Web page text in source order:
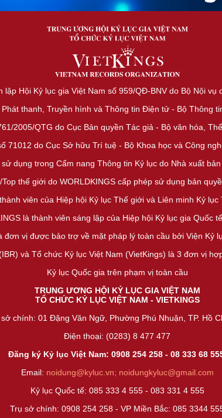
lập Hội Kỷ lục gia Việt Nam số 959/QĐ-BNV do Bộ Nội vụ
thanh, Truyền hình và Thông tin Điện tử - Bộ Thông
2005/QTG do Cục Bản quyền Tác giả - Bộ văn hóa,
71012 do Cục Sở hữu Trí tuệ - Bộ Khoa học và Công
dụng trong Cẩm nang Thông tin Kỷ lục do Nhà xuất
thế giới do WORLDKINGS cấp phép sử dụng bản
viên của Hiệp hội Kỷ lục Thế giới và Liên minh Kỷ lục
là thành viên sáng lập của Hiệp hội Kỷ lục gia Quốc
đơn vị được bảo trợ về mặt pháp lý toàn cầu bởi Viện Kỷ
và Tổ chức Kỷ lục Việt Nam (VietKings) là 3 đơn vị
Kỷ lục Quốc gia trên phạm vị toàn cầu
TRUNG ƯƠNG HỘI KỶ LỤC GIA VIỆT NAM
TỔ CHỨC KỶ LỤC VIỆT NAM - VIETKINGS
chính: 01 Đặng Văn Ngữ, Phường Phú Nhuận, TP. Hồ
Điện thoại: (0283) 8 477 477
Đăng ký Kỷ lục Việt Nam: 0908 254 258 - 08 333 68 55
Email: noidung@kyluc.vn; noidungkyluc@gmail.com
Kỷ lục Quốc tế: 085 333 4 555 - 083 331 4 555
Trụ sở chính: 0908 254 258 - VP Miền Bắc: 085 3344